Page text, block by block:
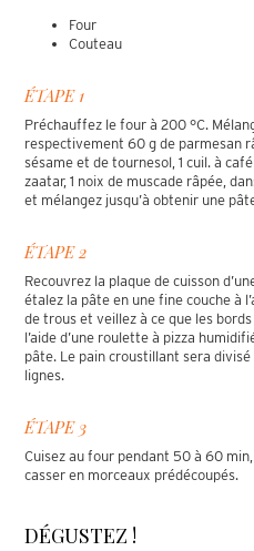
Four
Couteau
ÉTAPE 1
Préchauffez le four à 200 °C.
respectivement 60 g de parmesan
sésame et de tournesol, 1 cuil. à
zaatar, 1 noix de muscade râpée,
et mélangez jusqu’à obtenir une
ÉTAPE 2
Recouvrez la plaque de cuisson
étalez la pâte en une fine couche à
de trous et veillez à ce que les
l’aide d’une roulette à pizza
pâte. Le pain croustillant sera
lignes.
ÉTAPE 3
Cuisez au four pendant 50 à 60
casser en morceaux prédécoupés.
DÉGUSTEZ !